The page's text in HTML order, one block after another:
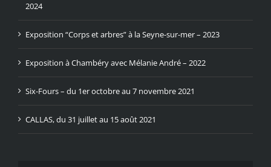
2024
Exposition “Corps et arbres” à la Seyne-sur-mer – 2023
Exposition à Chambéry avec Mélanie André – 2022
Six-Fours – du 1er octobre au 7 novembre 2021
CALLAS, du 31 juillet au 15 août 2021